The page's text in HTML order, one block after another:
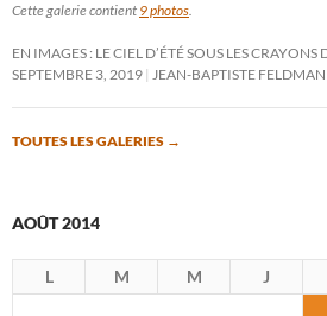
Cette galerie contient 9 photos.
EN IMAGES : LE CIEL D’ÉTÉ SOUS LES
SEPTEMBRE 3, 2019 JEAN-BAPTISTE
TOUTES LES GALERIES →
AOÛT 2014
L M M J